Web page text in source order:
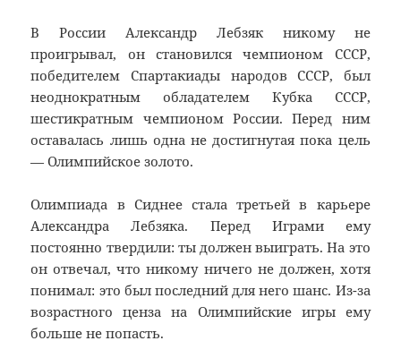
В России Александр Лебзяк никому не
проигрывал, он становился чемпионом СССР,
победителем Спартакиады народов СССР, был
неоднократным обладателем Кубка СССР,
шестикратным чемпионом России. Перед ним
оставалась лишь одна не достигнутая пока цель
— Олимпийское золото.
Олимпиада в Сиднее стала третьей в карьере
Александра Лебзяка. Перед Играми ему
постоянно твердили: ты должен выиграть. На это
он отвечал, что никому ничего не должен, хотя
понимал: это был последний для него шанс. Из-за
возрастного ценза на Олимпийские игры ему
больше не попасть.